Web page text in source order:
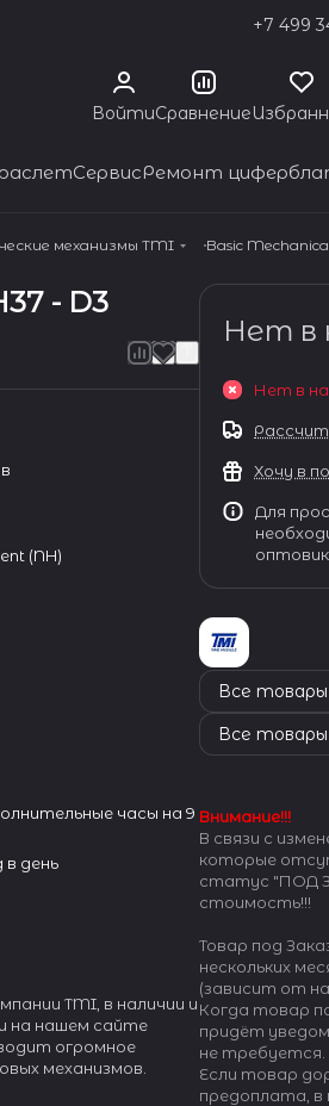
+7 499
ВойтиСравнение
СервисРемонт
механизмы TMI Basic
- D3
(NH)
часы на 9
в день
TMI, в наличии и
на нашем сайте
огромное
механизмов.
Нет в
Нет в
Хочу в
Для
оптовик
Все
Все
Внимание!!!
В связи с
которые
статус "ПОД
стоимость!!!
Товар под
нескольких
(зависит от
Когда товар
придёт
не требуется.
Если товар
предоплата, в